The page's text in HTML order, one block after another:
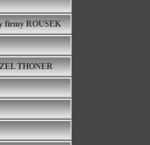
firmy ROUSEK
THONER